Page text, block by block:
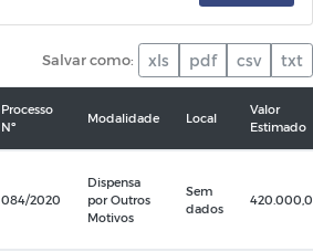
Salvar como: xls pdf csv txt
Processo
Nº
Modalidade Local
Valor
Estimado
084/2020
Dispensa
por Outros
Motivos
Sem
dados